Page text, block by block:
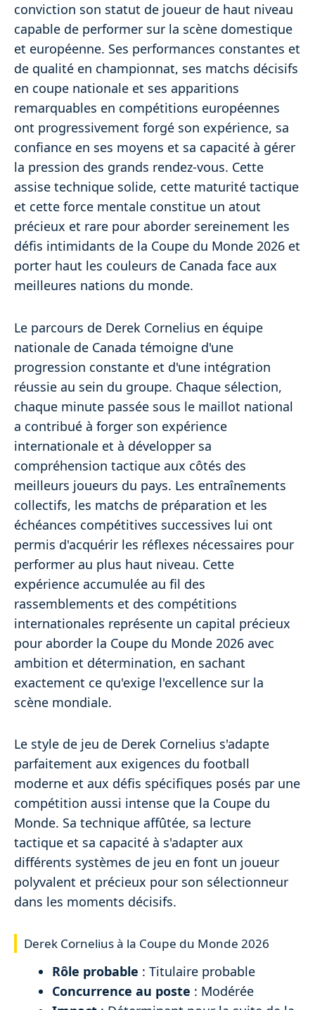
conviction son statut de joueur de haut niveau
capable de performer sur la scène domestique
et européenne. Ses performances constantes et
de qualité en championnat, ses matchs décisifs
en coupe nationale et ses apparitions
remarquables en compétitions européennes
ont progressivement forgé son expérience, sa
confiance en ses moyens et sa capacité à gérer
la pression des grands rendez-vous. Cette
assise technique solide, cette maturité tactique
et cette force mentale constitue un atout
précieux et rare pour aborder sereinement les
défis intimidants de la Coupe du Monde 2026 et
porter haut les couleurs de Canada face aux
meilleures nations du monde.
Le parcours de Derek Cornelius en équipe
nationale de Canada témoigne d'une
progression constante et d'une intégration
réussie au sein du groupe. Chaque sélection,
chaque minute passée sous le maillot national
a contribué à forger son expérience
internationale et à développer sa
compréhension tactique aux côtés des
meilleurs joueurs du pays. Les entraînements
collectifs, les matchs de préparation et les
échéances compétitives successives lui ont
permis d'acquérir les réflexes nécessaires pour
performer au plus haut niveau. Cette
expérience accumulée au fil des
rassemblements et des compétitions
internationales représente un capital précieux
pour aborder la Coupe du Monde 2026 avec
ambition et détermination, en sachant
exactement ce qu'exige l'excellence sur la
scène mondiale.
Le style de jeu de Derek Cornelius s'adapte
parfaitement aux exigences du football
moderne et aux défis spécifiques posés par une
compétition aussi intense que la Coupe du
Monde. Sa technique affûtée, sa lecture
tactique et sa capacité à s'adapter aux
différents systèmes de jeu en font un joueur
polyvalent et précieux pour son sélectionneur
dans les moments décisifs.
Derek Cornelius à la Coupe du Monde 2026
Rôle probable : Titulaire probable
Concurrence au poste : Modérée